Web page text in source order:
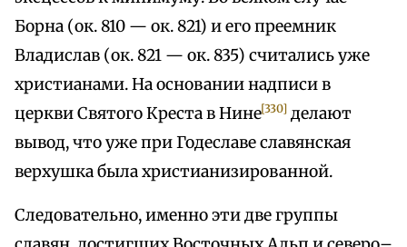
Борна (ок. 810 — ок. 821) и его преемник
Владислав (ок. 821 — ок. 835) считались уже
христианами. На основании надписи в
церкви Святого Креста в Нине[330] делают
вывод, что уже при Годеславе славянская
верхушка была христианизированной.
Следовательно, именно эти две группы